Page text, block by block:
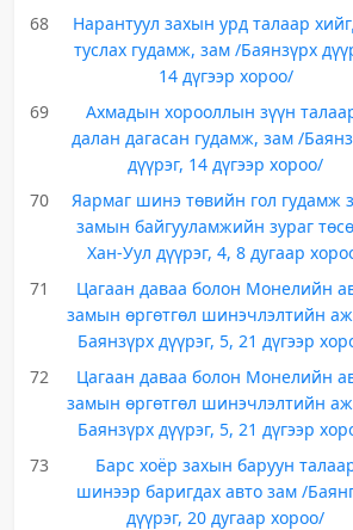
68
Нарантуул захын урд талаар
туслах гудамж, зам /Баянзүрх
14 дүгээр хороо/
69
Ахмадын хорооллын зүүн
далан дагасан гудамж, зам /
дүүрэг, 14 дүгээр хороо/
70
Яармаг шинэ төвийн гол гудамж
замын байгууламжийн зураг
Хан-Уул дүүрэг, 4, 8 дугаар
71
Цагаан даваа болон Монелийн
замын өргөтгөл шинэчлэлтийн
Баянзүрх дүүрэг, 5, 21 дүгээр
72
Цагаан даваа болон Монелийн
замын өргөтгөл шинэчлэлтийн
Баянзүрх дүүрэг, 5, 21 дүгээр
73
Барс хоёр захын баруун
шинээр баригдах авто зам /
дүүрэг, 20 дугаар хороо/